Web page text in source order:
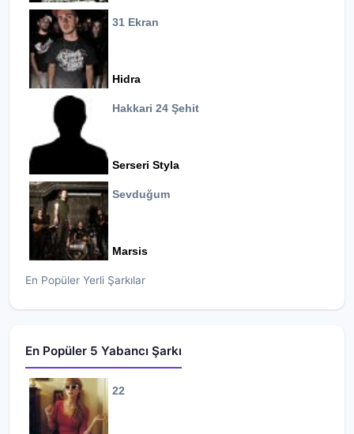
31 Ekran
Hidra
Hakkari 24 Şehit
Serseri Styla
Sevduğum
Marsis
En Popüler Yerli Şarkılar
En Popüler 5 Yabancı Şarkı
22